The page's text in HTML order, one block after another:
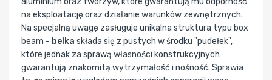
na eksploatację oraz działanie warunków zewnętrznych.
Na specjalną uwagę zasługuje unikalna struktura typu box
beam - belka składa się z pustych w środku "pudełek",
które jednak za sprawą własności konstrukcyjnych
gwarantują znakomitą wytrzymałość i nośność. Sprawia